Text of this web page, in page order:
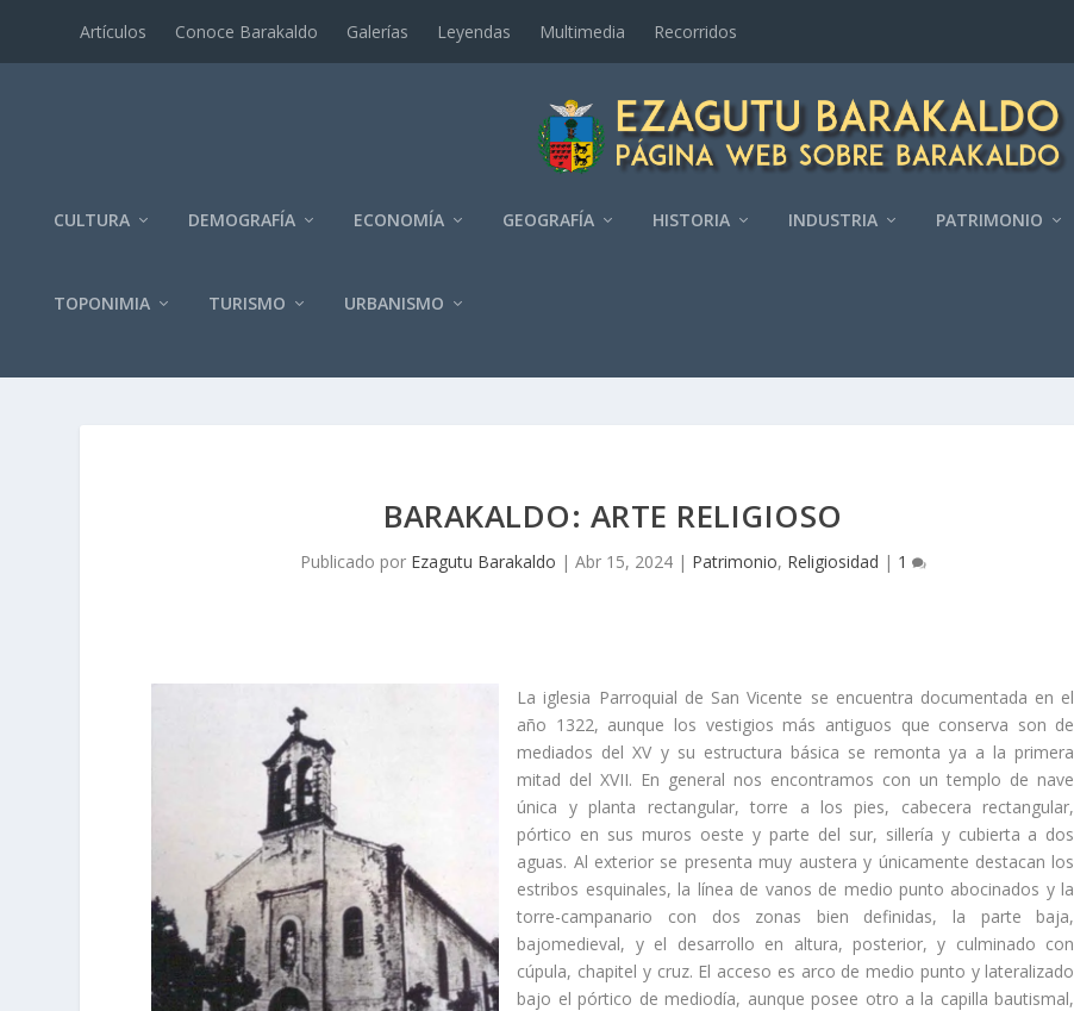
Artí­culos Conoce Barakaldo Galerí­as Leyendas Multimedia Recorridos
CULTURA DEMOGRAFÍA ECONOMÍA GEOGRAFÍ­A HISTORIA INDUSTRIA PATRIMONIO
TOPONIMIA TURISMO URBANISMO
BARAKALDO: ARTE RELIGIOSO
Publicado por Ezagutu Barakaldo | Abr 15, 2024| Patrimonio, Religiosidad | 1
La iglesia Parroquial de San Vicente se encuentra documentada en el
año 1322, aunque los vestigios más antiguos que conserva son de
mediados del XV y su estructura básica se remonta ya a la primera
mitad del XVII. En general nos encontramos con un templo de nave
única y planta rectangular, torre a los pies, cabecera rectangular,
pórtico en sus muros oeste y parte del sur, sillerí­a y cubierta a dos
aguas. Al exterior se presenta muy austera y únicamente destacan los
estribos esquinales, la lí­nea de vanos de medio punto abocinados y la
torre-campanario con dos zonas bien definidas, la parte baja,
bajomedieval, y el desarrollo en altura, posterior, y culminado con
cúpula, chapitel y cruz. El acceso es arco de medio punto y lateralizado
bajo el pórtico de mediodí­a, aunque posee otro a la capilla bautismal,